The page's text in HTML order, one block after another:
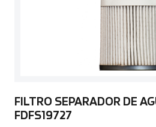
FILTRO SEPARADOR DE
FDFS19727